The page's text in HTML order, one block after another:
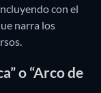
con el
narra los
o “Arco de